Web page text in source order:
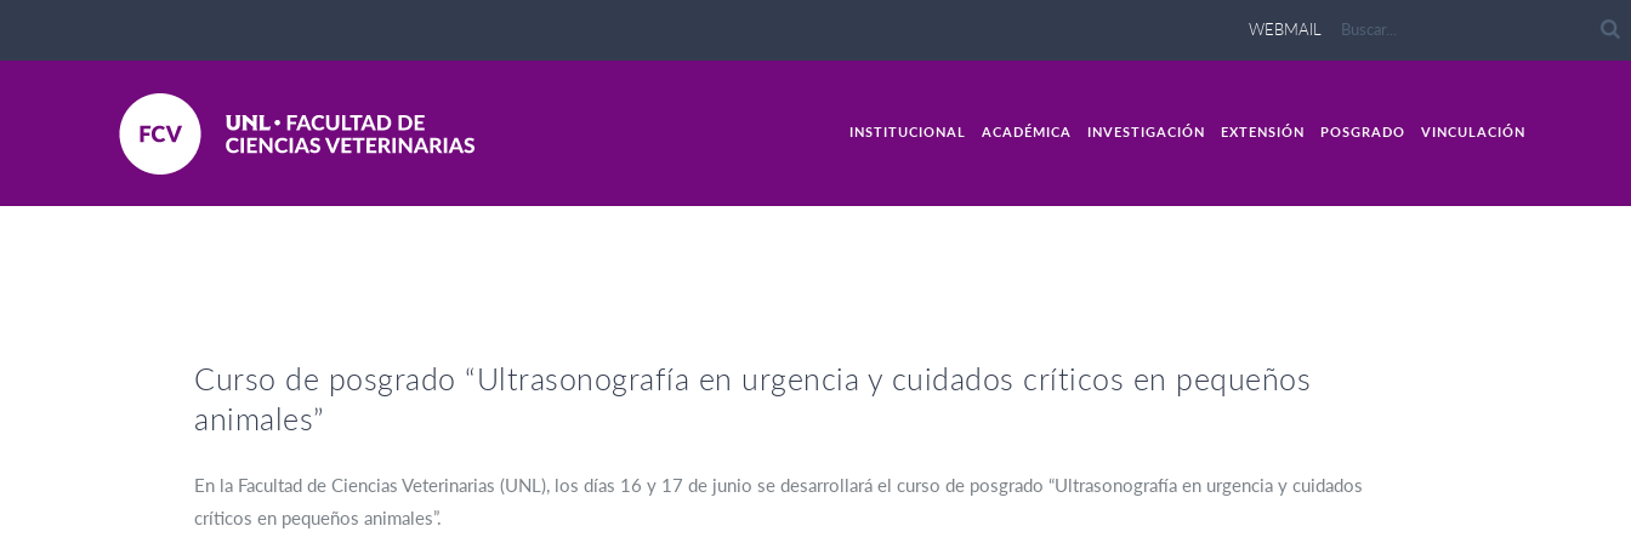
WEBMAIL
INSTITUCIONAL ACADÉMICA INVESTIGACIÓN EXTENSIÓN POSGRADO VINCULACIÓN
Curso de posgrado “Ultrasonografía en urgencia y cuidados críticos en pequeños
animales”
En la Facultad de Ciencias Veterinarias (UNL), los días 16 y 17 de junio se desarrollará el curso de posgrado “Ultrasonografía en urgencia y cuidados
críticos en pequeños animales”.